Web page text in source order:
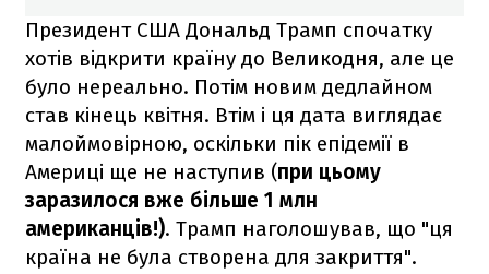
Президент США Дональд Трамп спочатку
хотів відкрити країну до Великодня, але це
було нереально. Потім новим дедлайном
став кінець квітня. Втім і ця дата виглядає
малоймовірною, оскільки пік епідемії в
Америці ще не наступив (при цьому
заразилося вже більше 1 млн
американців!). Трамп наголошував, що "ця
країна не була створена для закриття".